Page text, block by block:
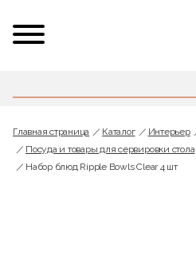
Главная страница Каталог Интерьер
Посуда и товары для сервировки стола
Набор блюд Ripple Bowls Clear 4 шт